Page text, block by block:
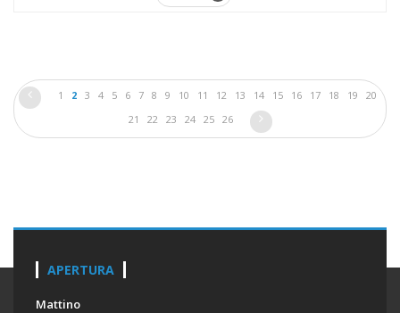
1 2 3 4 5 6 7 8 9 10 11 12 13 14 15 16 17 18 19
20
21
22 23 24 25 26
APERTURA
Mattino